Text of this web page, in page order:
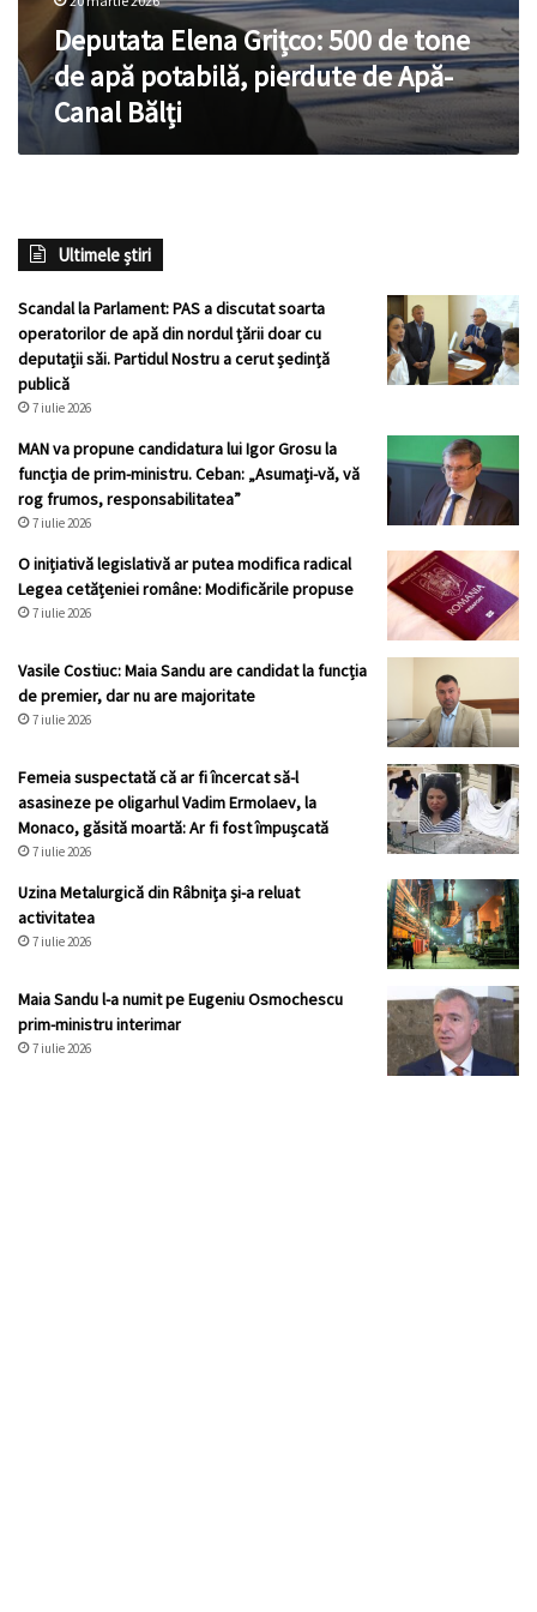
Deputata Elena Grițco: 500 de tone
de apă potabilă, pierdute de Apă-
Canal Bălți
Ultimele știri
Scandal la Parlament: PAS a discutat soarta
operatorilor de apă din nordul țării doar cu
deputații săi. Partidul Nostru a cerut ședință
publică
7 iulie 2026
MAN va propune candidatura lui Igor Grosu la
funcția de prim-ministru. Ceban: „Asumați-vă, vă
rog frumos, responsabilitatea”
7 iulie 2026
O inițiativă legislativă ar putea modifica radical
Legea cetățeniei române: Modificările propuse
7 iulie 2026
Vasile Costiuc: Maia Sandu are candidat la funcția
de premier, dar nu are majoritate
7 iulie 2026
Femeia suspectată că ar fi încercat să-l
asasineze pe oligarhul Vadim Ermolaev, la
Monaco, găsită moartă: Ar fi fost împușcată
7 iulie 2026
Uzina Metalurgică din Râbnița și-a reluat
activitatea
7 iulie 2026
Maia Sandu l-a numit pe Eugeniu Osmochescu
prim-ministru interimar
7 iulie 2026